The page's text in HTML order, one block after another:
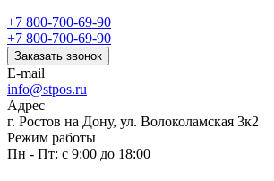
+7 800-700-69-90
+7 800-700-69-90
Заказать звонок
E-mail
info@stpos.ru
Адрес
г. Ростов на Дону, ул. Волоколамская 3к2
Режим работы
Пн - Пт: с 9:00 до 18:00